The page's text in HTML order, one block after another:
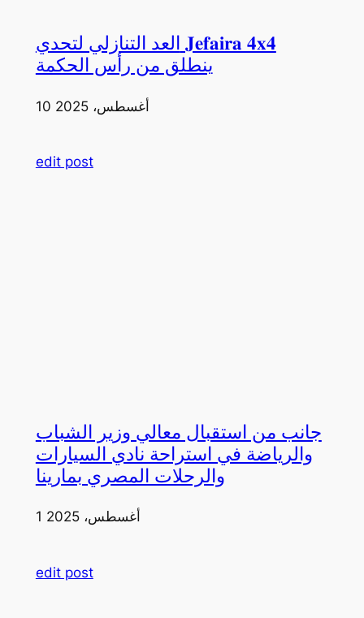
العد التنازلي لتحدي 𝐉𝐞𝐟𝐚𝐢𝐫𝐚 𝟒𝐱𝟒
ينطلق من رأس الحكمة
10 أغسطس، 2025
edit post
جانب من استقبال معالي وزير الشباب
والرياضة في استراحة نادي السيارات
والرحلات المصري بمارينا
1 أغسطس، 2025
edit post